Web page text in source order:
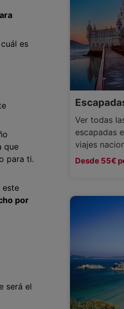
es
que
para ti.
este
por
será el
Ver todas
escapadas
viajes
Desde 55€